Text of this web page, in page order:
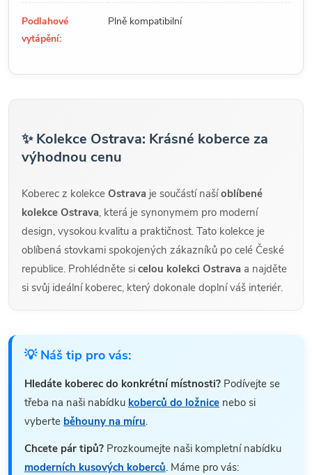
Podlahové
vytápění:
Plně kompatibilní
✨ Kolekce Ostrava: Krásné koberce za
výhodnou cenu
Koberec z kolekce Ostrava je součástí našíoblíbené
kolekce Ostrava, která je synonymem pro moderní
design, vysokou kvalitu a praktičnost. Tato kolekce je
oblíbená stovkami spokojených zákazníků po celé České
republice. Prohlédněte si celou kolekci Ostrava a najděte
si svůj ideální koberec, který dokonale doplní váš interiér.
💡 Náš tip pro vás:
Hledáte koberec do konkrétní místnosti? Podívejte se
třeba na naši nabídku koberců do ložnice nebo si
vyberte běhouny na míru.
Chcete pár tipů? Prozkoumejte naši kompletní nabídku
moderních kusových koberců. Máme pro vás: